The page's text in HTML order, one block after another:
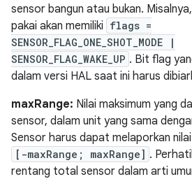
sensor bangun atau bukan.
pakai akan memiliki flags =
SENSOR_FLAG_ONE_SHOT_MODE |
SENSOR_FLAG_WAKE_UP . Bit flag
dalam versi HAL saat ini harus
maxRange: Nilai maksimum yang
sensor, dalam unit yang sama
Sensor harus dapat melaporkan
[-maxRange; maxRange] .
rentang total sensor dalam arti